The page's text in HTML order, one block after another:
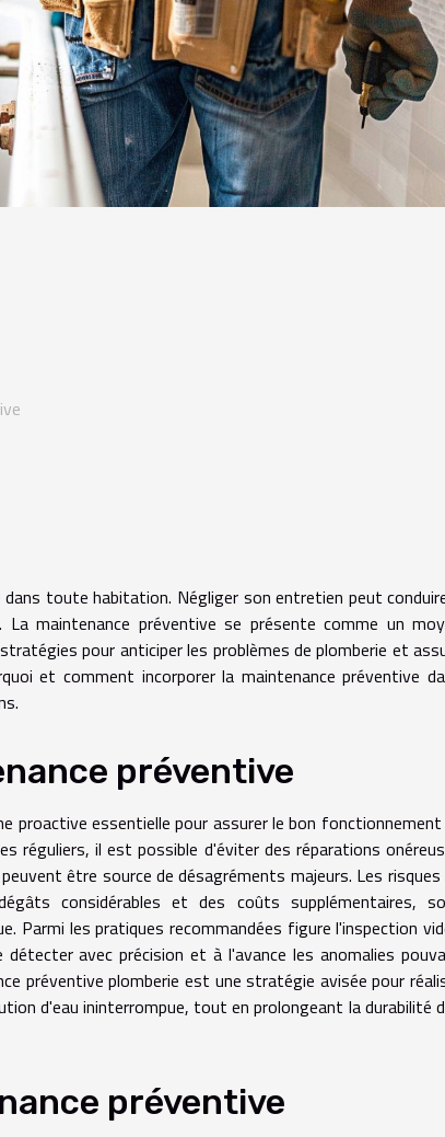
toute habitation. Négliger son entretien peut
maintenance préventive se présente comme un
pour anticiper les problèmes de plomberie et
et comment incorporer la maintenance préventive
préventive
proactive essentielle pour assurer le bon
réguliers, il est possible d'éviter des réparations
être source de désagréments majeurs. Les risques
considérables et des coûts supplémentaires,
Parmi les pratiques recommandées figure l'inspection
avec précision et à l'avance les anomalies
préventive plomberie est une stratégie avisée pour
d'eau ininterrompue, tout en prolongeant la durabilité
préventive